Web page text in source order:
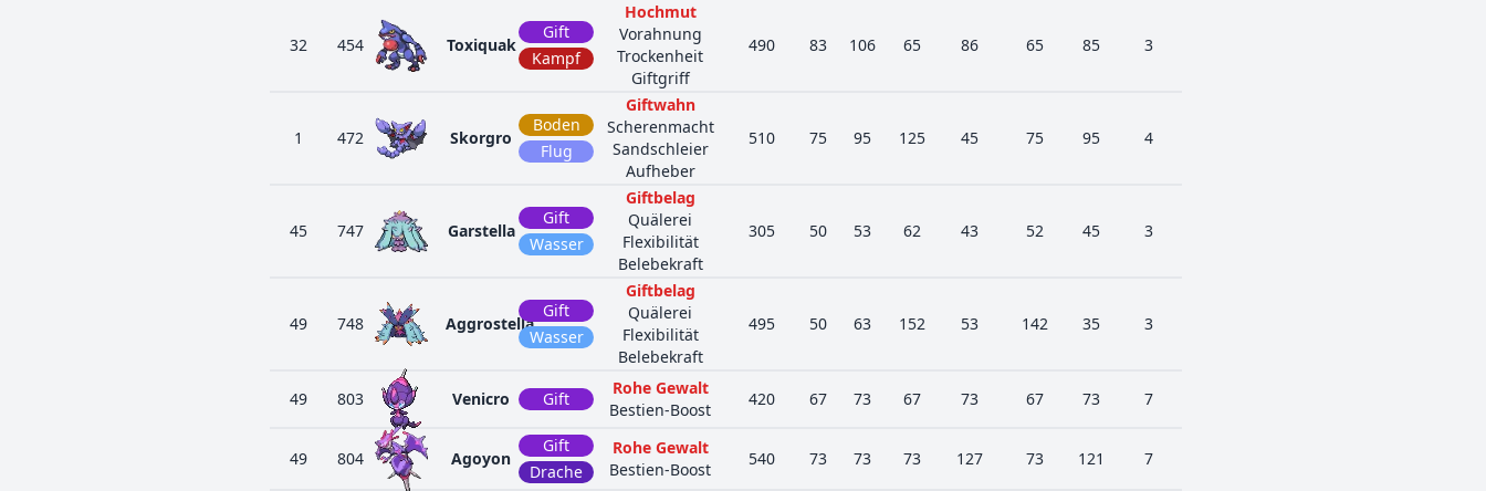
32 454 Toxiquak
Gift
Kampf
Hochmut
Vorahnung
Trockenheit
Giftgriff
490 83 106 65 86 65 85 3
1 472 Skorgro
Boden
Flug
Giftwahn
Scherenmacht
Sandschleier
Aufheber
510 75 95 125 45 75 95 4
45 747 Garstella
Gift
Wasser
Giftbelag
Quälerei
Flexibilität
Belebekraft
305 50 53 62 43 52 45 3
49 748 Aggrostella
Gift
Wasser
Giftbelag
Quälerei
Flexibilität
Belebekraft
495 50 63 152 53 142 35 3
49 803 Venicro Gift
Rohe Gewalt
Bestien-Boost
420 67 73 67 73 67 73 7
49 804 Agoyon
Gift
Drache
Rohe Gewalt
Bestien-Boost
540 73 73 73 127 73 121 7